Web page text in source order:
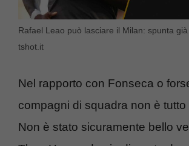
Rafael Leao può lasciare il Milan: spunta
tshot.it
Nel rapporto con Fonseca o
compagni di squadra non è tutto
Non è stato sicuramente bello